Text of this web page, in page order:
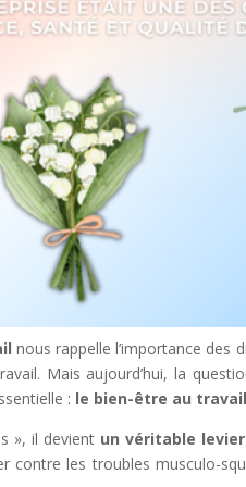
nous rappelle l’importance des
Mais aujourd’hui, la
: le bien-être au travail
», il devient un véritable
contre les troubles musculo-